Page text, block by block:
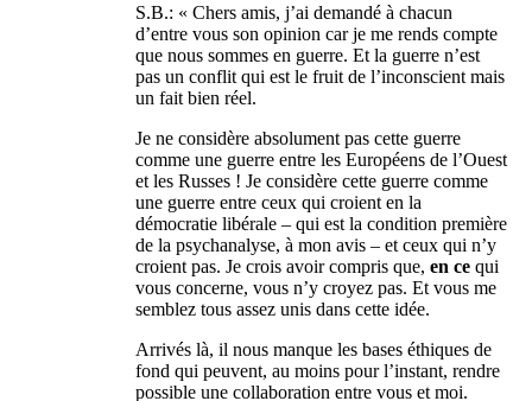
S.B.: « Chers amis, j’ai demandé à chacun
d’entre vous son opinion car je me rends compte
que nous sommes en guerre. Et la guerre n’est
pas un conflit qui est le fruit de l’inconscient mais
un fait bien réel.
Je ne considère absolument pas cette guerre
comme une guerre entre les Européens de l’Ouest
et les Russes ! Je considère cette guerre comme
une guerre entre ceux qui croient en la
démocratie libérale – qui est la condition première
de la psychanalyse, à mon avis – et ceux qui n’y
croient pas. Je crois avoir compris que,en ce qui
vous concerne, vous n’y croyez pas. Et vous me
semblez tous assez unis dans cette idée.
Arrivés là, il nous manque les bases éthiques de
fond qui peuvent, au moins pour l’instant, rendre
possible une collaboration entre vous et moi.